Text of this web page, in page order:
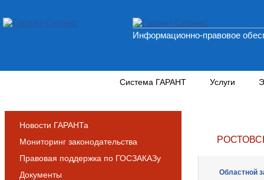
Информационно-правовое
Система ГАРАНТ Услуги
Новости ГАРАНТа
Мониторинг законодательства
Правовая поддержка по ГОСЗАКАЗу
Документы
Областной